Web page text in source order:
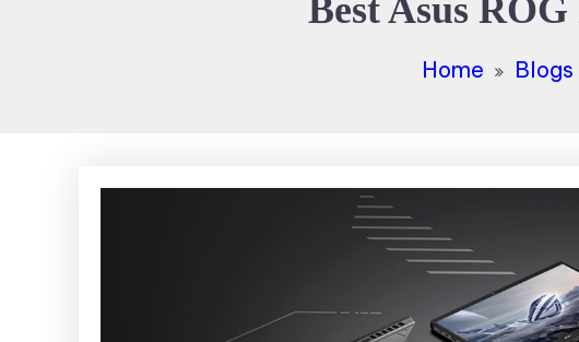
Best Asus
Home Blogs